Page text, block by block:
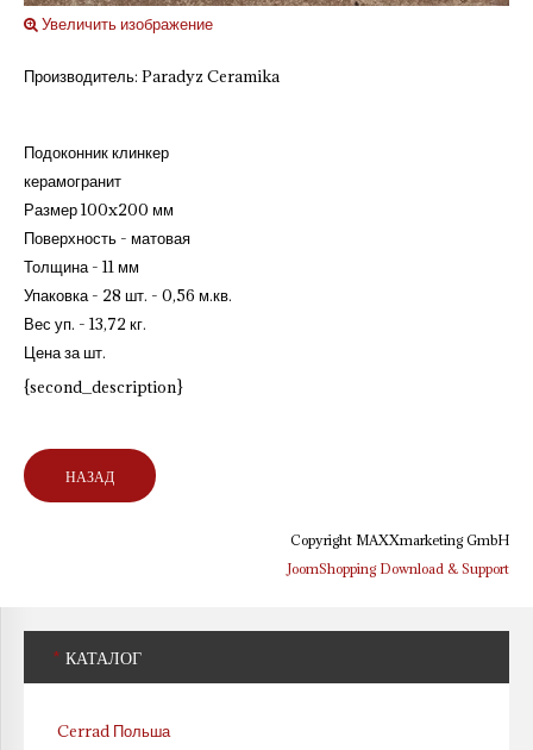
Увеличить изображение
Производитель: Paradyz Ceramika
Подоконник клинкер
керамогранит
Размер 100x200 мм
Поверхность - матовая
Толщина - 11 мм
Упаковка - 28 шт. - 0,56 м.кв.
Вес уп. - 13,72 кг.
Цена за шт.
{second_description}
Copyright MAXXmarketing GmbH
JoomShopping Download & Support
* КАТАЛОГ
Cerrad Польша